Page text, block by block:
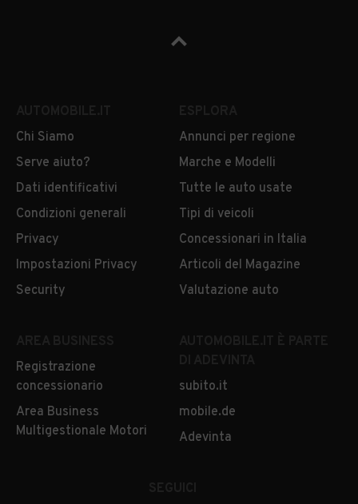
Chi Siamo
Serve aiuto?
Dati identificativi
Condizioni generali
Privacy
Impostazioni Privacy
Security
Annunci per regione
Marche e Modelli
Tutte le auto usate
Tipi di veicoli
Concessionari in Italia
Articoli del Magazine
Valutazione auto
Registrazione
concessionario
Area Business
Multigestionale Motori
subito.it
mobile.de
Adevinta